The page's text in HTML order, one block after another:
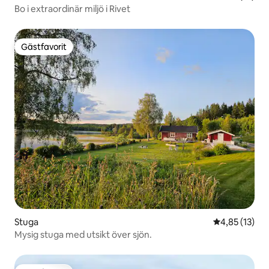
Bo i extraordinär miljö i Rivet
Gästfavorit
Gästfavorit
Stuga 4,85 av 5 i
4,85 (13)
Mysig stuga med utsikt över sjön.